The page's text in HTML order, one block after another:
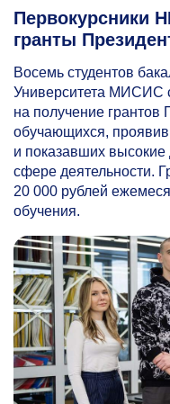
Первокурсники
гранты
Восемь студентов
Университета МИСИС
на получение
обучающихся,
и показавших
сфере деятельности.
20 000 рублей
обучения.